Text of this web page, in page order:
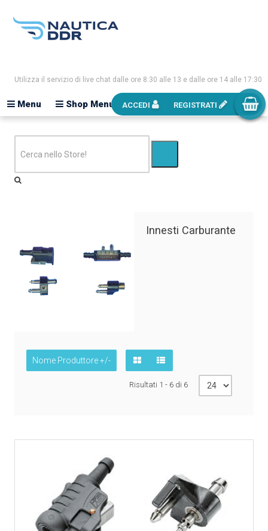
Utilizza il servizio di live chat dalle ore 8:30 alle 13 e dalle ore 14 alle 17:30
Shop Menu
Menu ACCEDI REGISTRATI
Innesti Carburante
Nome Produttore +/-
Risultati 1 - 6 di 6